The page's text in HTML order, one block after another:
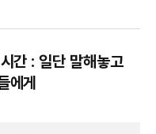
간 : 일단 말해놓고
에게